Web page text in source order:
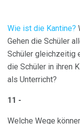
Wie ist die Kantine?
Gehen die Schüler
Schüler gleichzeitig
die Schüler in ihren
als Unterricht?
11 -
Welche Wege